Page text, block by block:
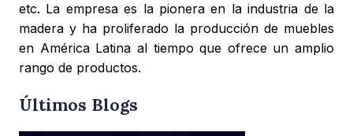
etc. La empresa es la pionera en la industria de la
madera y ha proliferado la producción de muebles
en América Latina al tiempo que ofrece un amplio
rango de productos.
Últimos Blogs